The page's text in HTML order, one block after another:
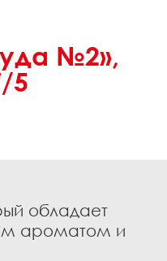
№2»,
5
обладает
ароматом и